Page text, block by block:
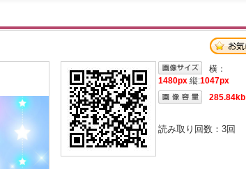
横：
1480px 縦:1047px
285.84kb
読み取り回数： 3回